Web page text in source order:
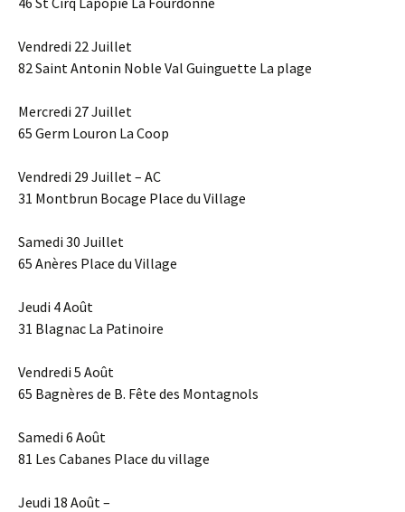
Vendredi 22 Juillet
82 Saint Antonin Noble Val Guinguette La plage
Mercredi 27 Juillet
65 Germ Louron La Coop
Vendredi 29 Juillet – AC
31 Montbrun Bocage Place du Village
Samedi 30 Juillet
65 Anères Place du Village
Jeudi 4 Août
31 Blagnac La Patinoire
Vendredi 5 Août
65 Bagnères de B. Fête des Montagnols
Samedi 6 Août
81 Les Cabanes Place du village
Jeudi 18 Août –